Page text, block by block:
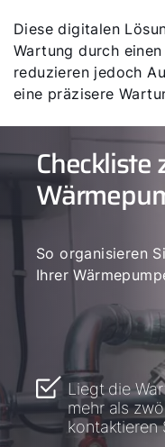
Diese digitalen
Wartung durch
reduzieren jedoch
eine präzisere
Checkliste
So organisieren
Ihrer
Liegt die
mehr als
kontaktieren